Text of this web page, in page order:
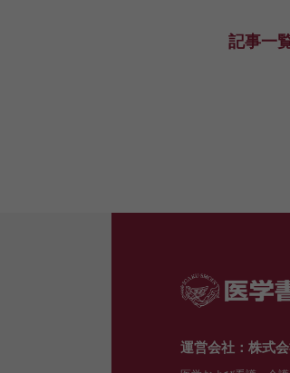
記事一
運営会社：株式